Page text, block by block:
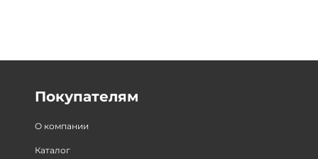
Покупателям
О компании
Каталог